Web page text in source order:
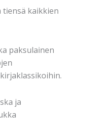
kaikkien
paksulainen
ja